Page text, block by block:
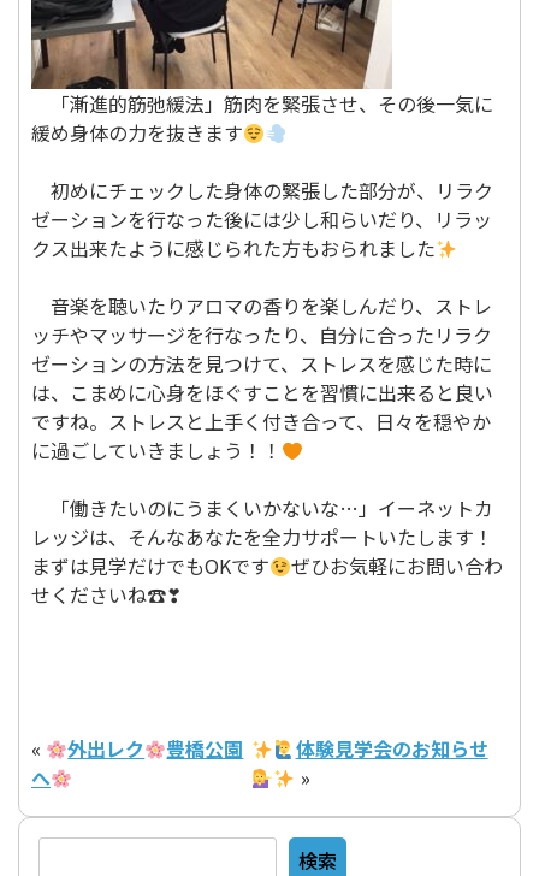
「漸進的筋弛緩法」筋肉を緊張させ、その後一気に
緩め身体の力を抜きます
初めにチェックした身体の緊張した部分が、リラク
ゼーションを行なった後には少し和らいだり、リラッ
クス出来たように感じられた方もおられました
音楽を聴いたりアロマの香りを楽しんだり、ストレ
ッチやマッサージを行なったり、自分に合ったリラク
ゼーションの方法を見つけて、ストレスを感じた時に
は、こまめに心身をほぐすことを習慣に出来ると良い
ですね。ストレスと上手く付き合って、日々を穏やか
に過ごしていきましょう！！
「働きたいのにうまくいかないな…」イーネットカ
レッジは、そんなあなたを全力サポートいたします！
まずは見学だけでもOKです
ぜひお気軽にお問い合わ
せくださいね☎❣
« 外出レク
豊橋公園
へ
体験見学会のお知らせ
»
検索